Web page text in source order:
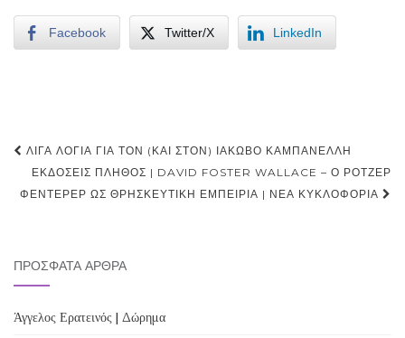
Facebook Twitter/X LinkedIn
Post
navigation
ΛΊΓΑ ΛΌΓΙΑ ΓΙΑ ΤΟΝ (ΚΑΙ ΣΤΟΝ) ΙΆΚΩΒΟ ΚΑΜΠΑΝΈΛΛΗ
ΕΚΔΌΣΕΙΣ ΠΛΉΘΟΣ | DAVID FOSTER WALLACE – Ο ΡΌΤΖΕΡ
ΦΈΝΤΕΡΕΡ ΩΣ ΘΡΗΣΚΕΥΤΙΚΉ ΕΜΠΕΙΡΊΑ | ΝΈΑ ΚΥΚΛΟΦΟΡΊΑ
ΠΡΌΣΦΑΤΑ ΆΡΘΡΑ
Άγγελος Ερατεινός | Δώρημα